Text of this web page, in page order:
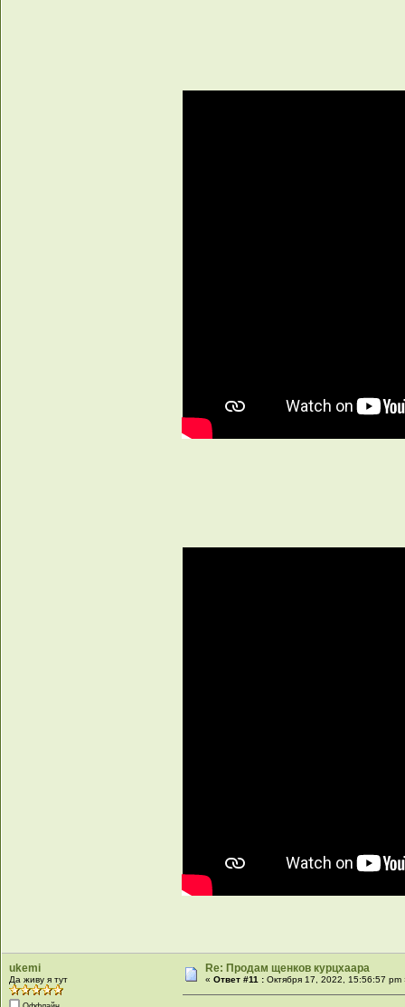
ukemi
Да живу я тут
Re: Продам щенков курцхаара
«Ответ #11 : Октября 17, 2022, 15:56:57 pm